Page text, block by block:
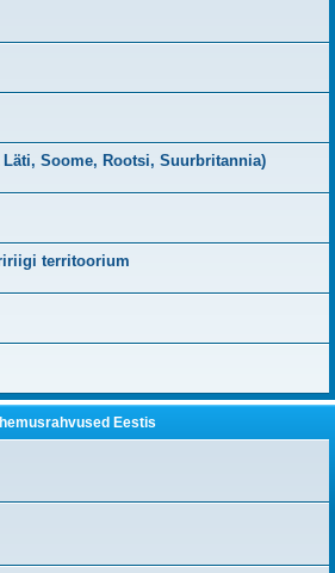
Läti, Soome, Rootsi, Suurbritannia)
territoorium
Eestis